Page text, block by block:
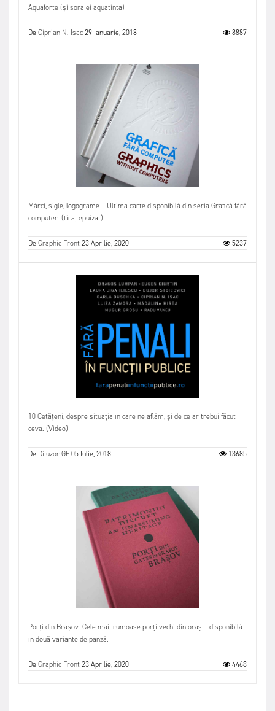
Aquaforte (și sora ei aquatinta)
DeCiprian N. Isac29 Ianuarie, 2018 8887
Mărci, sigle, logograme – Ultima carte disponibilă din seria Grafică fără
computer. (tiraj epuizat)
DeGraphic Front23 Aprilie, 2020 5237
10 Cetățeni, despre situația în care ne aflăm, și de ce ar trebui făcut
ceva. (Video)
De Difuzor GF05 Iulie, 2018 13685
Porți din Brașov. Cele mai frumoase porți vechi din oraș – disponibilă
în două variante de pânză.
DeGraphic Front23 Aprilie, 2020 4468